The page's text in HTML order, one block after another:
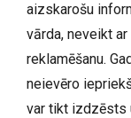
aizskarošu
vārda, neveikt
reklamēšanu.
neievēro
var tikt izdzēsts